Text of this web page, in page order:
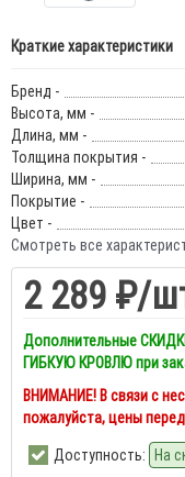
Краткие характеристики
Бренд -
Высота, мм -
Длина, мм -
Толщина покрытия -
Ширина, мм -
Покрытие -
Цвет -
Смотреть все
2 289 ₽/
Дополнительные
ГИБКУЮ КРОВЛЮ при
ВНИМАНИЕ! В связи с
пожалуйста, цены
Доступность: На